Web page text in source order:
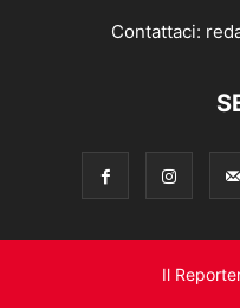
Contattaci:
Il